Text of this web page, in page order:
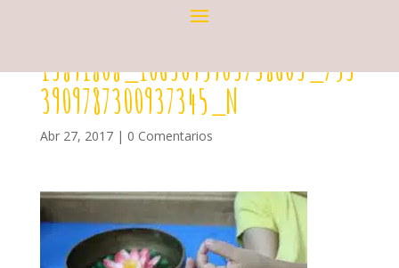
13891808_1063095903738603_753
3909787300937345_N
Abr 27, 2017| 0 Comentarios